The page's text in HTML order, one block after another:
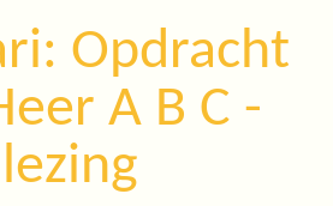
Opdracht
A B C -